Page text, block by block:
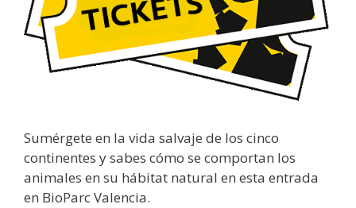
Sumérgete en la vida salvaje de los cinco
continentes y sabes cómo se comportan los
animales en su hábitat natural en esta entrada
en BioParc Valencia.